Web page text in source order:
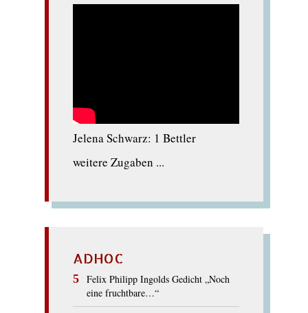
Jelena Schwarz: 1 Bettler
weitere Zugaben ...
ADHOC
Felix Philipp Ingolds Gedicht „Noch
eine fruchtbare…“